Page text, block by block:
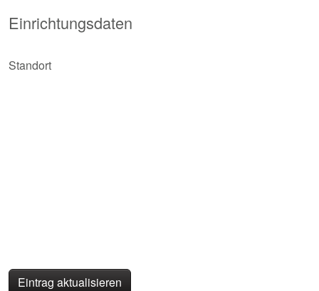
Einrichtungsdaten
Standort
Eintrag aktualisieren